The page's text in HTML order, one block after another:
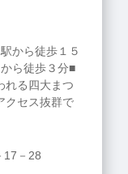
から徒歩１５
ら徒歩３分■
れる四大まつ
クセス抜群で
17－28